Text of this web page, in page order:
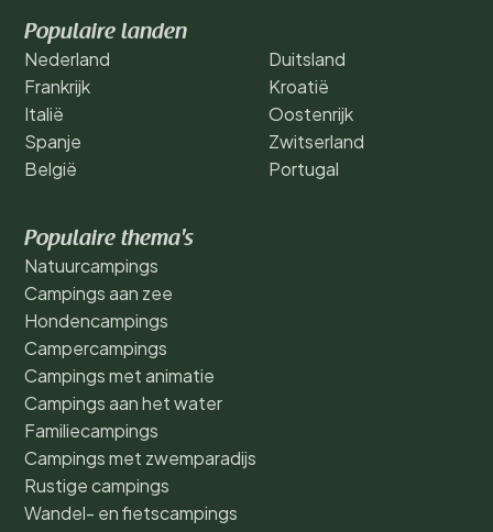
Populaire landen
Nederland
Frankrijk
Italië
Spanje
België
Duitsland
Kroatië
Oostenrijk
Zwitserland
Portugal
Populaire thema's
Natuurcampings
Campings aan zee
Hondencampings
Campercampings
Campings met animatie
Campings aan het water
Familiecampings
Campings met zwemparadijs
Rustige campings
Wandel- en fietscampings